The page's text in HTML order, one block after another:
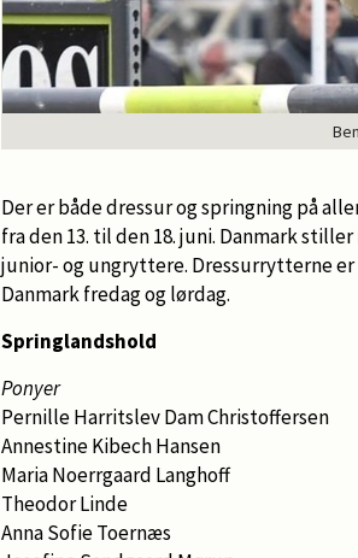
Der er både dressur og springning på
fra den 13. til den 18. juni. Danmark
junior- og ungryttere. Dressurrytterne
Danmark fredag og lørdag.
Springlandshold
Ponyer
Pernille Harritslev Dam Christoffersen
Annestine Kibech Hansen
Maria Noerrgaard Langhoff
Theodor Linde
Anna Sofie Toernæs